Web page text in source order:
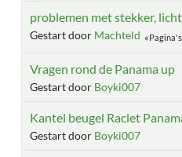
problemen met stekker,
Gestart door Machteld Pagina's
Vragen rond de Panama up
Gestart door Boyki007
Kantel beugel Raclet
Gestart door Boyki007